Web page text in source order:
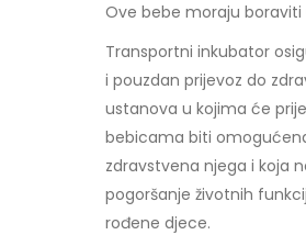
Ove bebe moraju boraviti
Transportni inkubator
i pouzdan prijevoz do
ustanova u kojima će
bebicama biti
zdravstvena njega i koja
pogoršanje životnih
rođene djece.